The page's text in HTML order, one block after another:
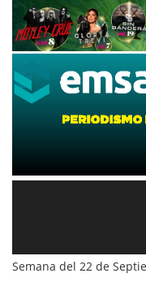
Semana del 22 de